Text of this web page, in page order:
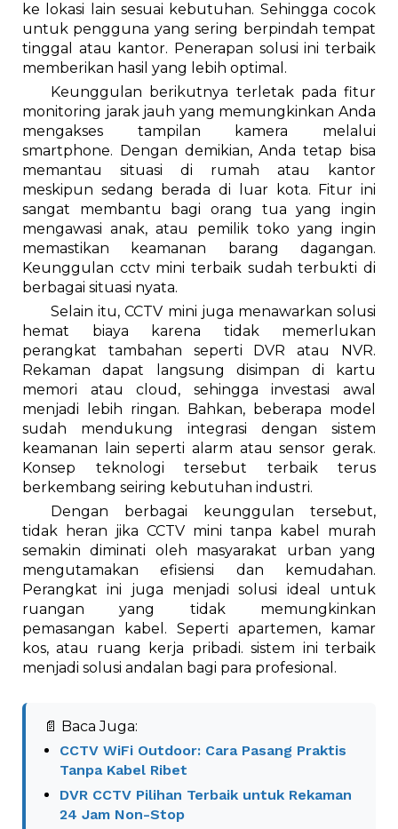
ke lokasi lain sesuai kebutuhan. Sehingga cocok
untuk pengguna yang sering berpindah tempat
tinggal atau kantor. Penerapan solusi ini terbaik
memberikan hasil yang lebih optimal.
Keunggulan berikutnya terletak pada fitur
monitoring jarak jauh yang memungkinkan Anda
mengakses tampilan kamera melalui
smartphone. Dengan demikian, Anda tetap bisa
memantau situasi di rumah atau kantor
meskipun sedang berada di luar kota. Fitur ini
sangat membantu bagi orang tua yang ingin
mengawasi anak, atau pemilik toko yang ingin
memastikan keamanan barang dagangan.
Keunggulan cctv mini terbaik sudah terbukti di
berbagai situasi nyata.
Selain itu, CCTV mini juga menawarkan solusi
hemat biaya karena tidak memerlukan
perangkat tambahan seperti DVR atau NVR.
Rekaman dapat langsung disimpan di kartu
memori atau cloud, sehingga investasi awal
menjadi lebih ringan. Bahkan, beberapa model
sudah mendukung integrasi dengan sistem
keamanan lain seperti alarm atau sensor gerak.
Konsep teknologi tersebut terbaik terus
berkembang seiring kebutuhan industri.
Dengan berbagai keunggulan tersebut,
tidak heran jika CCTV mini tanpa kabel murah
semakin diminati oleh masyarakat urban yang
mengutamakan efisiensi dan kemudahan.
Perangkat ini juga menjadi solusi ideal untuk
ruangan yang tidak memungkinkan
pemasangan kabel. Seperti apartemen, kamar
kos, atau ruang kerja pribadi. sistem ini terbaik
menjadi solusi andalan bagi para profesional.
📄 Baca Juga:
CCTV WiFi Outdoor: Cara Pasang Praktis
Tanpa Kabel Ribet
DVR CCTV Pilihan Terbaik untuk Rekaman
24 Jam Non-Stop